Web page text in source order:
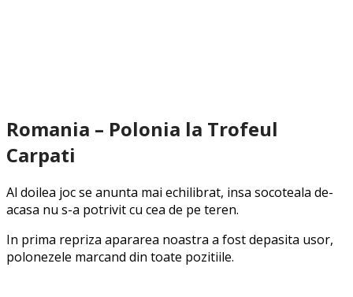
Romania – Polonia la Trofeul
Carpati
Al doilea joc se anunta mai echilibrat, insa socoteala de-
acasa nu s-a potrivit cu cea de pe teren.
In prima repriza apararea noastra a fost depasita usor,
polonezele marcand din toate pozitiile.